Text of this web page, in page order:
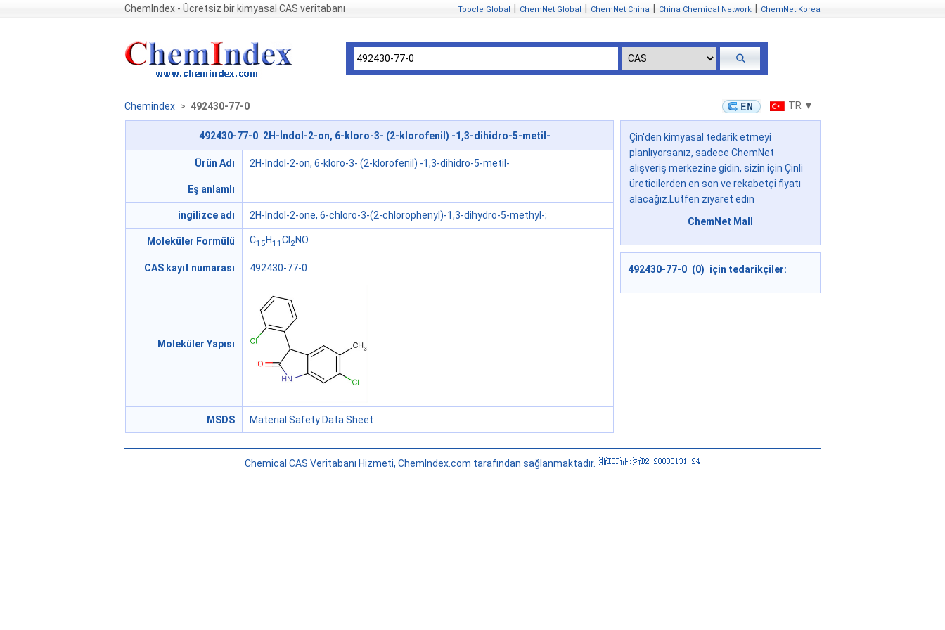
ChemIndex - Ücretsiz bir kimyasal CAS veritabanı Toocle Global ChemNet Global ChemNet China China Chemical Network ChemNet Korea
Chemindex > 492430-77-0 TR ▼
492430-77-0 2H-İndol-2-on, 6-kloro-3- (2-klorofenil) -1,3-dihidro-5-metil-
Ürün Adı 2H-İndol-2-on, 6-kloro-3- (2-klorofenil) -1,3-dihidro-5-metil-
Eş anlamlı
ingilizce adı 2H-Indol-2-one, 6-chloro-3-(2-chlorophenyl)-1,3-dihydro-5-methyl-;
Moleküler Formülü C15 H11 Cl 2NO
CAS kayıt numarası 492430-77-0
Moleküler Yapısı
MSDS Material Safety Data Sheet
Çin'den kimyasal tedarik etmeyi
planlıyorsanız, sadece ChemNet
alışveriş merkezine gidin, sizin için Çinli
üreticilerden en son ve rekabetçi fiyatı
alacağız.Lütfen ziyaret edin
ChemNet Mall
492430-77-0 (0) için tedarikçiler:
Chemical CAS Veritabanı Hizmeti, ChemIndex.com tarafından sağlanmaktadır.